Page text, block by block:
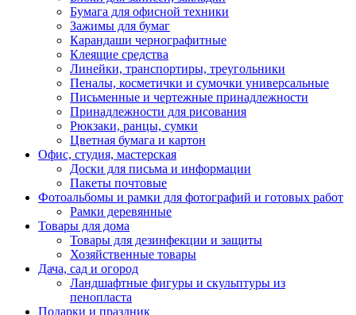
Бумага для офисной техники
Зажимы для бумаг
Карандаши чернографитные
Клеящие средства
Линейки, транспортиры, треугольники
Пеналы, косметички и сумочки универсальные
Письменные и чертежные принадлежности
Принадлежности для рисования
Рюкзаки, ранцы, сумки
Цветная бумага и картон
Офис, студия, мастерская
Доски для письма и информации
Пакеты почтовые
Фотоальбомы и рамки для фотографий и готовых работ
Рамки деревянные
Товары для дома
Товары для дезинфекции и защиты
Хозяйственные товары
Дача, сад и огород
Ландшафтные фигуры и скульптуры из
пенопласта
Подарки и праздник